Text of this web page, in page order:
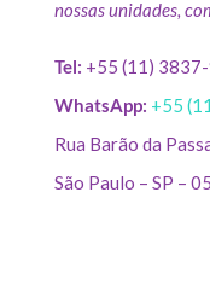
nossas unidades,
Tel: +55 (11)
WhatsApp: +55
Rua Barão da
São Paulo – SP –